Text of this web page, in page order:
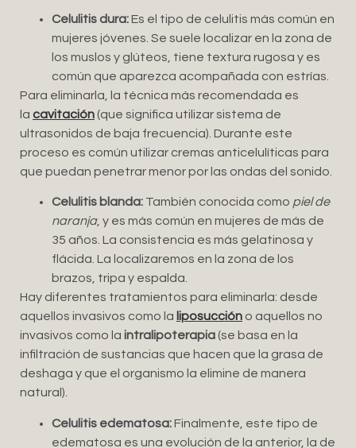
Celulitis dura:Es el tipo de celulitis más común en
mujeres jóvenes. Se suele localizar en la zona de
los muslos y glúteos, tiene textura rugosa y es
común que aparezca acompañada con estrías.
Para eliminarla, la técnica más recomendada es
la cavitación(que significa utilizar sistema de
ultrasonidos de baja frecuencia). Durante este
proceso es común utilizar cremas anticelulíticas para
que puedan penetrar menor por las ondas del sonido.
Celulitis blanda: También conocida como piel de
naranja, y es más común en mujeres de más de
35 años. La consistencia es más gelatinosa y
flácida. La localizaremos en la zona de los
brazos, tripa y espalda.
Hay diferentes tratamientos para eliminarla: desde
aquellos invasivos como la liposucción o aquellos no
invasivos como la intralipoterapia(se basa en la
infiltración de sustancias que hacen que la grasa de
deshaga y que el organismo la elimine de manera
natural).
Celulitis edematosa:Finalmente, este tipo de
edematosa es una evolución de la anterior, la de